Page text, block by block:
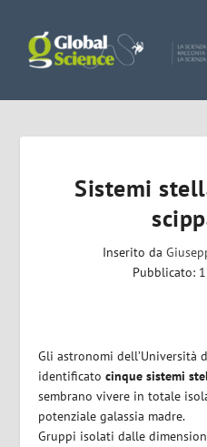
Sistemi
Inserito da
Pubblicato:
Gli astronomi dell’Università
identificatocinque sistemi
sembrano vivere in totale
potenziale galassia madre.
Gruppi isolati dalle